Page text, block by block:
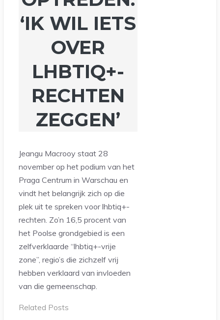
‘IK WIL IETS
OVER
LHBTIQ+-
RECHTEN
ZEGGEN’
Jeangu Macrooy staat 28
november op het podium van het
Praga Centrum in Warschau en
vindt het belangrijk zich op die
plek uit te spreken voor lhbtiq+-
rechten. Zo’n 16,5 procent van
het Poolse grondgebied is een
zelfverklaarde “lhbtiq+-vrije
zone”, regio’s die zichzelf vrij
hebben verklaard van invloeden
van die gemeenschap.
Related Posts